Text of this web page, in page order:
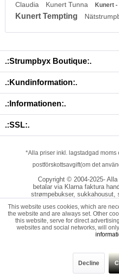
Claudia Kunert Tunna Kunert -
Kunert Tempting
.:Strumpbyx Boutique:.
.:Kundinformation:.
.:Informationen:.
.:SSL:.
*Alla priser inkl. lagstadgad moms
postförskottsavgift(om det
Copyright © 2004-2025- Alla
betalar via Klarna faktura
strømpebukser, sukkahousut,
This website uses cookies, which are
the website and are always set. Other
this website, serve for direct
websites and social networks, will
Decline